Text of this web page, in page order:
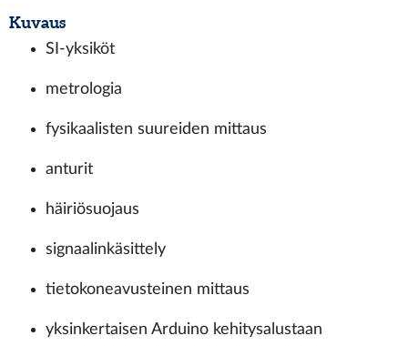
Kuvaus
SI-yksiköt
metrologia
fysikaalisten suureiden mittaus
anturit
häiriösuojaus
signaalinkäsittely
tietokoneavusteinen mittaus
yksinkertaisen Arduino kehitysalustaan